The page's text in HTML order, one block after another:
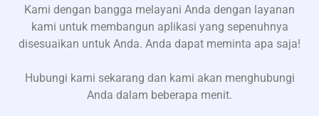
Kami dengan bangga melayani Anda dengan layanan
kami untuk membangun aplikasi yang sepenuhnya
disesuaikan untuk Anda. Anda dapat meminta apa saja!
Hubungi kami sekarang dan kami akan menghubungi
Anda dalam beberapa menit.